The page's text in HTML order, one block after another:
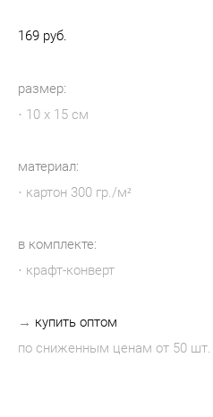
169 pуб.
размер:
· 10 х 15 см
материал:
· картон 300 гр./м²
в комплекте:
· крафт-конверт
→ купить оптом
по сниженным ценам от 50 шт.